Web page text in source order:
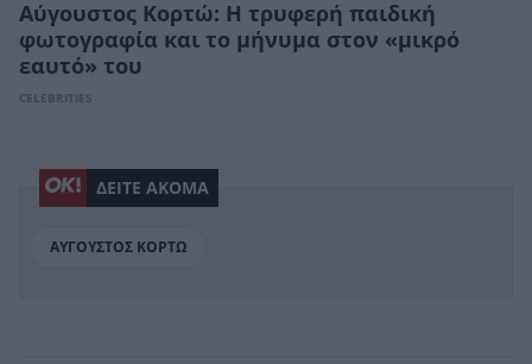
Αύγουστος Κορτώ: Η τρυφερή παιδική
φωτογραφία και το μήνυμα στον «μικρό
εαυτό» του
CELEBRITIES
ΔΕΙΤΕ ΑΚΟΜΑ
ΑΥΓΟΥΣΤΟΣ ΚΟΡΤΩ